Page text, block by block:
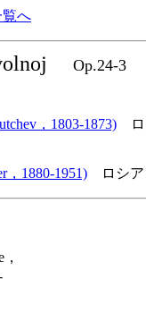
へ
Op.24-3
，1803-1873) ロ
，1880-1951) ロシ